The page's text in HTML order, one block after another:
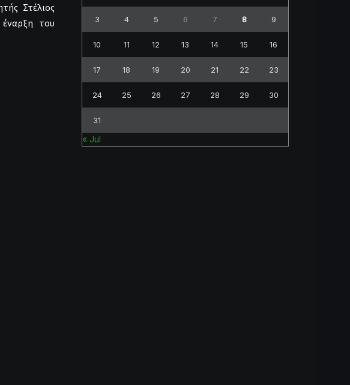
Στέλιος
του
3 4 5 6 7 8 9
10 11 12 13 14 15 16
17 18 19 20 21 22 23
24 25 26 27 28 29 30
31
« Jul